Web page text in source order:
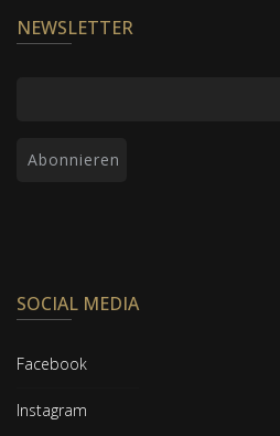
NEWSLETTER
SOCIAL MEDIA
Facebook
Instagram